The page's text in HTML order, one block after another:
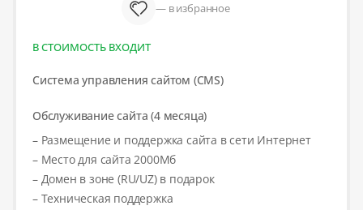
— в избранное
В СТОИМОСТЬ ВХОДИТ
Система управления сайтом (CMS)
Обслуживание сайта (4 месяца)
– Размещение и поддержка сайта в сети Интернет
– Место для сайта 2000Мб
– Домен в зоне (RU/UZ) в подарок
– Техническая поддержка